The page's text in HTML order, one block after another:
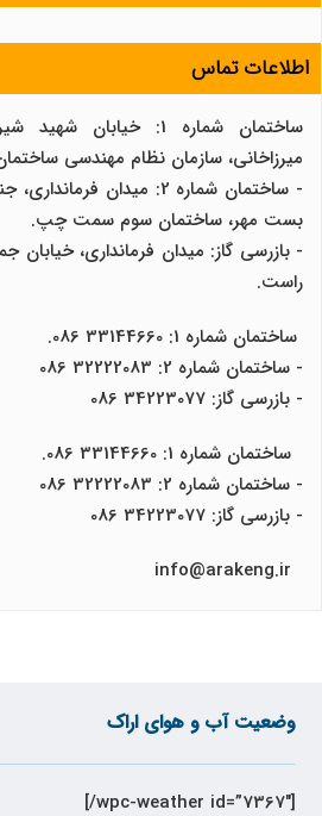
اطلاعات تماس
ساختمان شماره 1:
میرزاخانی، سازمان نظام مهندسی
- ساختمان شماره 2: میدان
بست مهر، ساختمان سوم سمت چپ.
- بازرسی گاز: میدان فرمانداری،
راست.
ساختمان شماره 1: 33144660 086.
- ساختمان شماره 2: 32222083 086
- بازرسی گاز: 34223077 086
ساختمان شماره 1: 33144660 086.
- ساختمان شماره 2: 32222083 086
- بازرسی گاز: 34223077 086
وضعیت آب و هوای اراک
[wpc-weather id=”7367″/]